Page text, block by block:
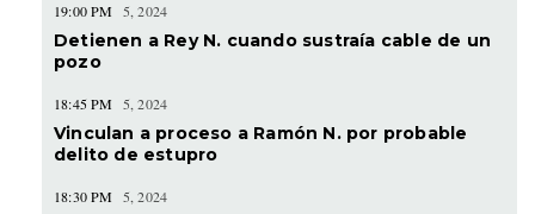
19:00 PM 5, 2024
Detienen a Rey N. cuando sustraía cable de un
pozo
18:45 PM 5, 2024
Vinculan a proceso a Ramón N. por probable
delito de estupro
18:30 PM 5, 2024